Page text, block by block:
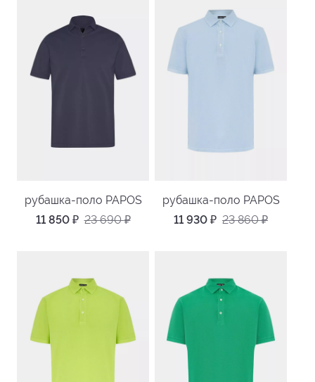
рубашка-поло PAPOS
11 850 ₽ 23 690₽
рубашка-поло PAPOS
11 930 ₽ 23 860₽